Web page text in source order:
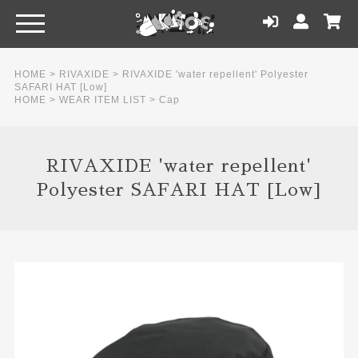
HOME > RIVAXIDE > RIVAXIDE 'water repellent' Polyester
SAFARI HAT [Low]
HOME > WEAR ITEM LIST > Cap
RIVAXIDE 'water repellent'
Polyester SAFARI HAT [Low]